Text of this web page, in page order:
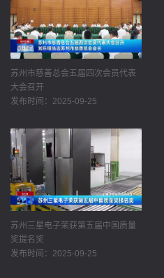
苏州市慈善总会五届四次会员代表
大会召开
发布时间：2025-09-25
苏州三星电子荣获第五届中国质量
奖提名奖
发布时间：2025-09-25